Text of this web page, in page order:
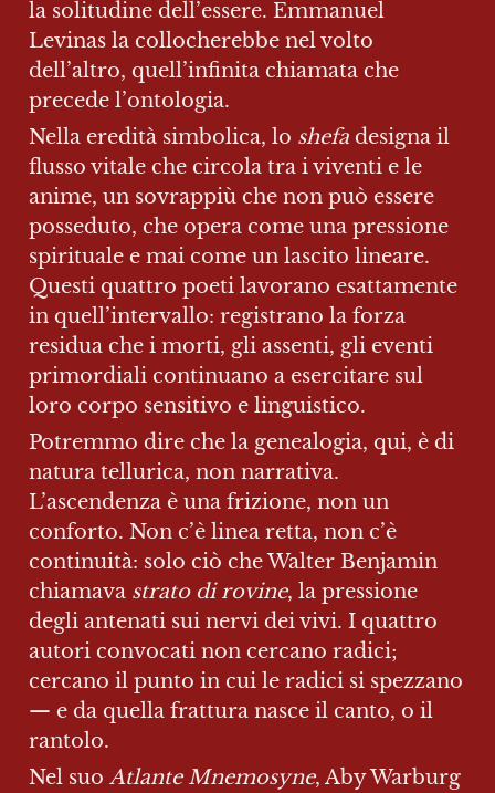
la solitudine dell’essere. Emmanuel
Levinas la collocherebbe nel volto
dell’altro, quell’infinita chiamata che
precede l’ontologia.
Nella eredità simbolica, lo shefa designa il
flusso vitale che circola tra i viventi e le
anime, un sovrappiù che non può essere
posseduto, che opera come una pressione
spirituale e mai come un lascito lineare.
Questi quattro poeti lavorano esattamente
in quell’intervallo: registrano la forza
residua che i morti, gli assenti, gli eventi
primordiali continuano a esercitare sul
loro corpo sensitivo e linguistico.
Potremmo dire che la genealogia, qui, è di
natura tellurica, non narrativa.
L’ascendenza è una frizione, non un
conforto. Non c’è linea retta, non c’è
continuità: solo ciò che Walter Benjamin
chiamava strato di rovine, la pressione
degli antenati sui nervi dei vivi. I quattro
autori convocati non cercano radici;
cercano il punto in cui le radici si spezzano
— e da quella frattura nasce il canto, o il
rantolo.
Nel suo Atlante Mnemosyne, Aby Warburg